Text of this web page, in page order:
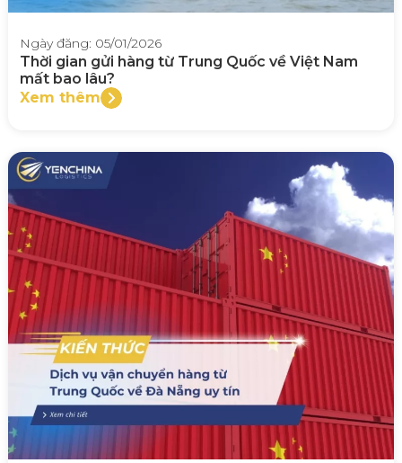
Ngày đăng: 05/01/2026
Thời gian gửi hàng từ Trung Quốc về Việt Nam
mất bao lâu?
Xem thêm